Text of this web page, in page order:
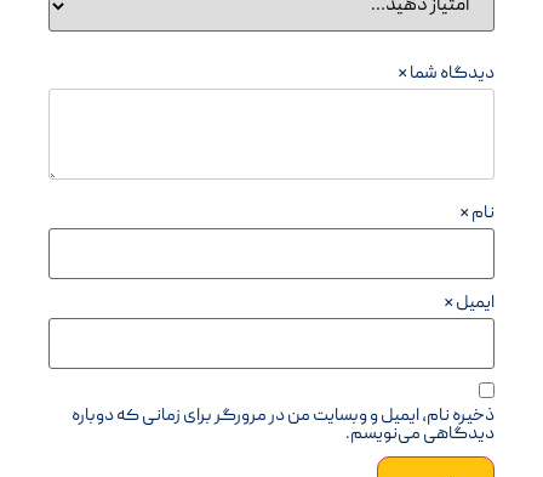
دیدگاه شما*
نام*
ایمیل*
ذخیره نام، ایمیل و وبسایت من در مرورگر برای زمانی که دوباره
دیدگاهی می‌نویسم.